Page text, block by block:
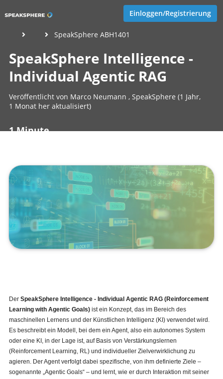
Einloggen/Registrierung
SpeakSphere ABH1401
1 Minute
SpeakSphere Intelligence -
Individual Agentic RAG
Veröffentlicht von Marco Neumann , SpeakSphere (1 Jahr,
1 Monat her aktualisiert)
Der SpeakSphere Intelligence - Individual Agentic RAG (Reinforcement
Learning with Agentic Goals)ist ein Konzept, das im Bereich des
maschinellen Lernens und der Künstlichen Intelligenz (KI) verwendet wird.
Es beschreibt ein Modell, bei dem ein Agent, also ein autonomes System
oder eine KI, in der Lage ist, auf Basis von Verstärkungslernen
(Reinforcement Learning, RL) und individueller Zielverwirklichung zu
agieren. Der Agent verfolgt dabei spezifische, von ihm definierte Ziele –
sogenannte „Agentic Goals“ – und lernt, wie er durch Interaktion mit seiner